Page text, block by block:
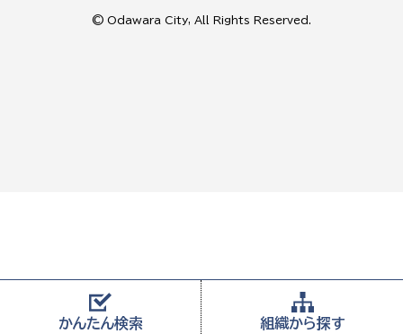
かんたん検索 組織から探す
© Odawara City, All Rights Reserved.